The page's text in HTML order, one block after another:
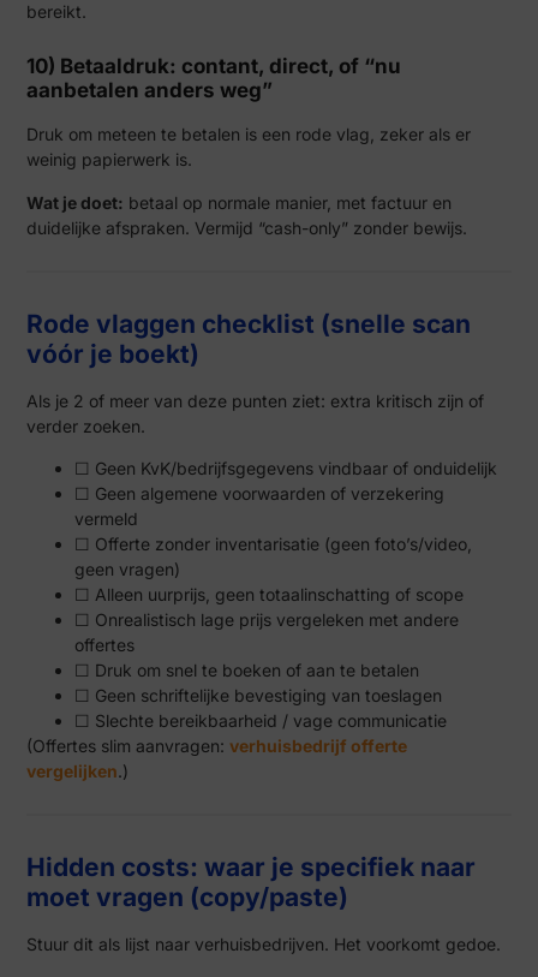
bereikt.
10) Betaaldruk: contant, direct, of “nu
aanbetalen anders weg”
Druk om meteen te betalen is een rode vlag, zeker als er
weinig papierwerk is.
Wat je doet: betaal op normale manier, met factuur en
duidelijke afspraken. Vermijd “cash-only” zonder bewijs.
Rode vlaggen checklist (snelle scan
vóór je boekt)
Als je 2 of meer van deze punten ziet: extra kritisch zijn of
verder zoeken.
☐ Geen KvK/bedrijfsgegevens vindbaar of onduidelijk
☐ Geen algemene voorwaarden of verzekering
vermeld
☐ Offerte zonder inventarisatie (geen foto’s/video,
geen vragen)
☐ Alleen uurprijs, geen totaalinschatting of scope
☐ Onrealistisch lage prijs vergeleken met andere
offertes
☐ Druk om snel te boeken of aan te betalen
☐ Geen schriftelijke bevestiging van toeslagen
☐ Slechte bereikbaarheid / vage communicatie
(Offertes slim aanvragen:verhuisbedrijf offerte
vergelijken.)
Hidden costs: waar je specifiek naar
moet vragen (copy/paste)
Stuur dit als lijst naar verhuisbedrijven. Het voorkomt gedoe.